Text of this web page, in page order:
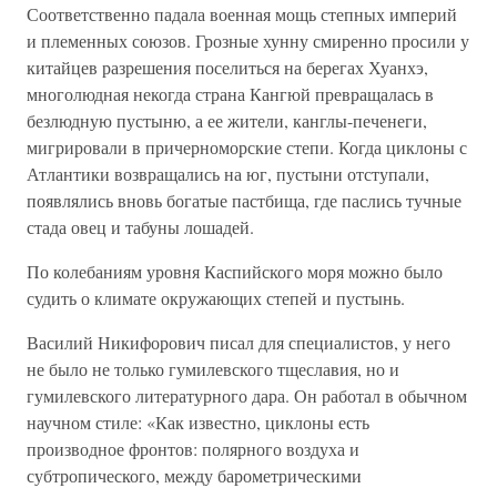
Соответственно падала военная мощь степных империй
и племенных союзов. Грозные хунну смиренно просили у
китайцев разрешения поселиться на берегах Хуанхэ,
многолюдная некогда страна Кангюй превращалась в
безлюдную пустыню, а ее жители, канглы-печенеги,
мигрировали в причерноморские степи. Когда циклоны с
Атлантики возвращались на юг, пустыни отступали,
появлялись вновь богатые пастбища, где паслись тучные
стада овец и табуны лошадей.
По колебаниям уровня Каспийского моря можно было
судить о климате окружающих степей и пустынь.
Василий Никифорович писал для специалистов, у него
не было не только гумилевского тщеславия, но и
гумилевского литературного дара. Он работал в обычном
научном стиле: «Как известно, циклоны есть
производное фронтов: полярного воздуха и
субтропического, между барометрическими